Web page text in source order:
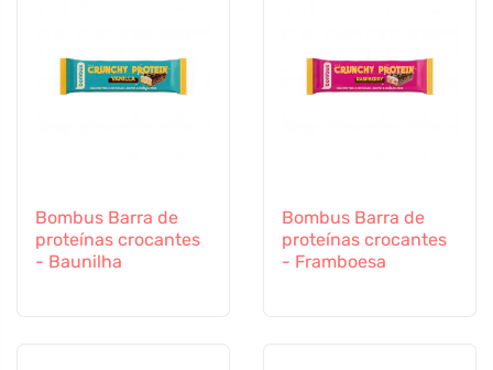
Bombus Barra de
proteínas crocantes
- Baunilha
Bombus Barra de
proteínas crocantes
- Framboesa